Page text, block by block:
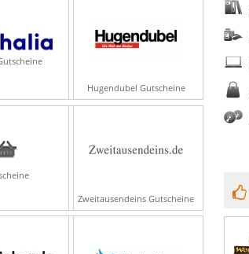
Hugendubel Gutscheine
Zweitausendeins Gutscheine